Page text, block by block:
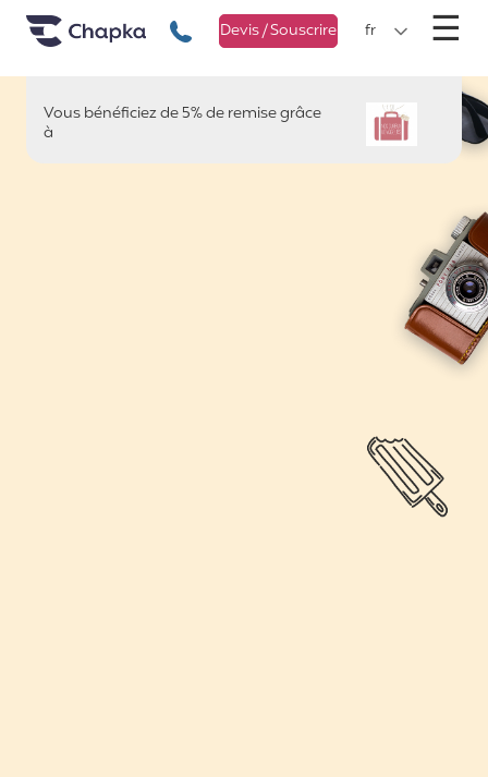
Chapka Assurances Voyages
+33 1 74 85 50 50
Devis / Souscrire fr ☰
Vous bénéficiez de 5% de remise grâce
à
NOS CURIEUX VOYAGEURS